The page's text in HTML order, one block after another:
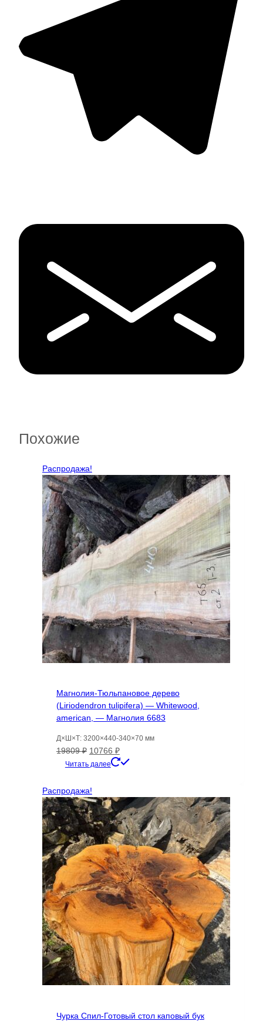
Похожие
Распродажа!
Магнолия-Тюльпановое дерево
(Liriodendron tulipifera) — Whitewood,
american, — Магнолия 6683
Д×Ш×Т: 3200×440-340×70 мм
19809₽ Первоначальная
цена
19809 ₽.
10766 ₽Текущая
цена:
Читать далее
Распродажа!
Чурка Спил-Готовый стол каповый бук